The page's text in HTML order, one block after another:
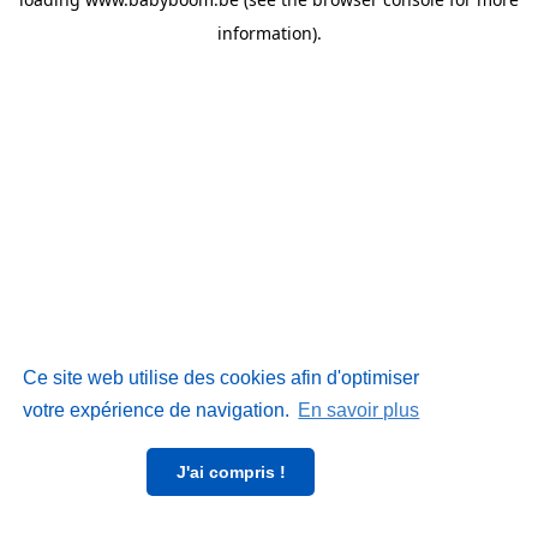
Ce site web utilise des cookies afin d'optimiser
votre expérience de navigation. En savoir plus
J'ai compris !
information).